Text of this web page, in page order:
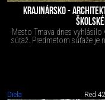
KRAJINÁRSKO -
Mesto Trnava dnes
súťaž. Predmetom súťaže je
Diela Red 4